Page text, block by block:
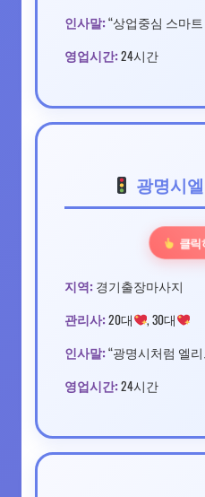
인사말: “상업중심 스마
영업시간: 24시간
광명시
클릭
지역: 경기출장마사지
관리사: 20대 , 30대
인사말: “광명시처럼 엘
영업시간: 24시간